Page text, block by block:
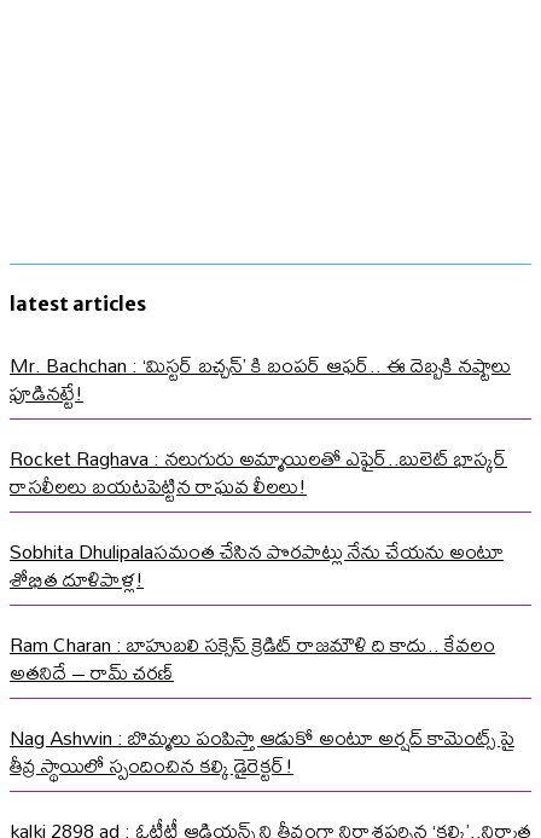
latest articles
Mr. Bachchan : ‘మిస్టర్ బచ్చన్’ కి బంపర్ ఆఫర్.. ఈ దెబ్బకి నష్టాలు
పూడినట్టే!
Rocket Raghava : నలుగురు అమ్మాయిలతో ఎఫైర్..బులెట్ భాస్కర్
రాసలీలలు బయటపెట్టిన రాఘవ లీలలు!
Sobhita Dhulipalaసమంత చేసిన పొరపాట్లు నేను చేయను అంటూ
శోభిత దూళిపాళ్ల!
Ram Charan : బాహుబలి సక్సెస్ క్రెడిట్ రాజమౌళి ది కాదు.. కేవలం
అతనిదే – రామ్ చరణ్
Nag Ashwin : బొమ్మలు పంపిస్తా ఆడుకో అంటూ అర్షద్ కామెంట్స్ పై
తీవ్ర స్థాయిలో స్పందించిన కల్కి డైరెక్టర్!
kalki 2898 ad : ఓటీటీ ఆడియన్స్ ని తీవ్రంగా నిరాశపర్చిన ‘కల్కి’..నిర్మాత